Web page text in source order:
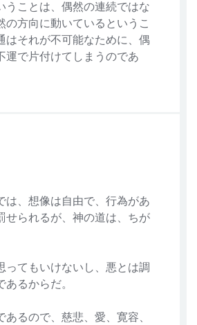
うことは、偶然の連続ではな
の方向に動いているというこ
はそれが不可能なために、偶
運で片付けてしまうのであ
は、想像は自由で、行為があ
せられるが、神の道は、ちが
ってもいけないし、悪とは調
るからだ。
あるので、慈悲、愛、寛容、